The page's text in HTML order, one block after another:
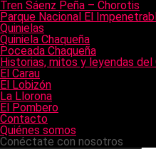
Tren Sáenz Peña – Chorotis
Parque Nacional El
Quinielas
Quiniela Chaqueña
Poceada Chaqueña
Historias, mitos y leyendas del
El Carau
El Lobizón
La Llorona
El Pombero
Contacto
Quiénes somos
Conéctate con nosotros